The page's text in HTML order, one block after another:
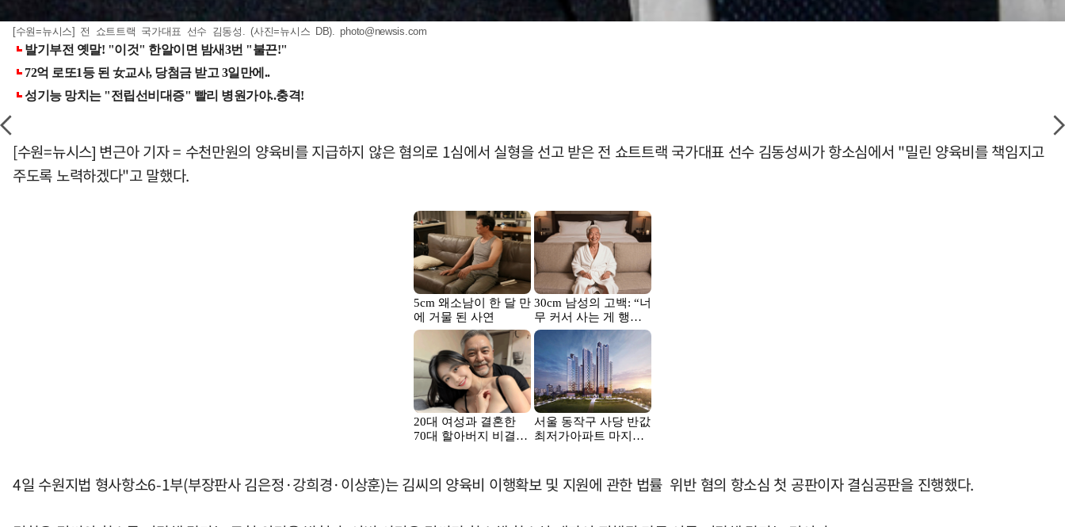
[수원=뉴시스] 전 쇼트트랙 국가대표 선수 김동성. (사진=뉴시스 DB).photo@newsis.com
[수원=뉴시스] 변근아 기자 = 수천만원의 양육비를 지급하지 않은 혐의로 1심에서 실형을 선고 받은 전 쇼트트랙 국가대표 선수 김동성씨가 항소심에서 "밀린 양육비를 책임지고
주도록 노력하겠다"고 말했다.
4일 수원지법 형사항소6-1부(부장판사 김은정·강희경·이상훈)는 김씨의 양육비 이행확보 및 지원에 관한 법률 위반 혐의 항소심 첫 공판이자 결심공판을 진행했다.